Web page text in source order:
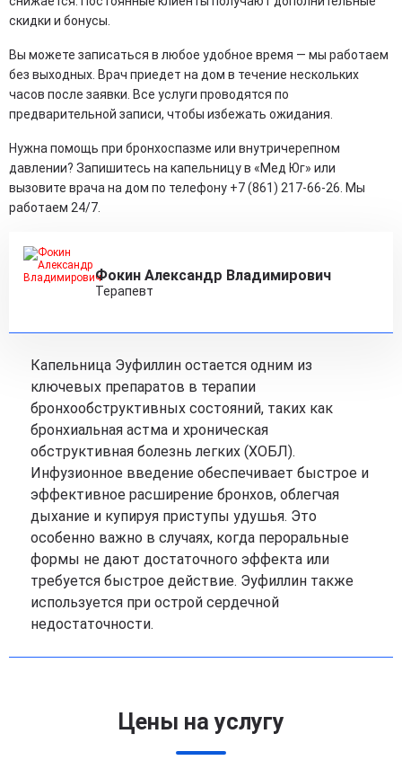
скидки и бонусы.
Вы можете записаться в любое удобное время — мы работаем
без выходных. Врач приедет на дом в течение нескольких
часов после заявки. Все услуги проводятся по
предварительной записи, чтобы избежать ожидания.
Нужна помощь при бронхоспазме или внутричерепном
давлении? Запишитесь на капельницу в «Мед Юг» или
вызовите врача на дом по телефону +7 (861) 217-66-26. Мы
работаем 24/7.
Фокин Александр Владимирович
Терапевт
Капельница Эуфиллин остается одним из
ключевых препаратов в терапии
бронхообструктивных состояний, таких как
бронхиальная астма и хроническая
обструктивная болезнь легких (ХОБЛ).
Инфузионное введение обеспечивает быстрое и
эффективное расширение бронхов, облегчая
дыхание и купируя приступы удушья. Это
особенно важно в случаях, когда пероральные
формы не дают достаточного эффекта или
требуется быстрое действие. Эуфиллин также
используется при острой сердечной
недостаточности.
Цены на услугу